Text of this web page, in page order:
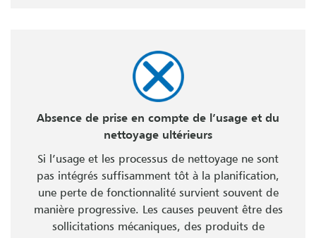
Absence de prise en compte de l’usage et du
nettoyage ultérieurs
Si l’usage et les processus de nettoyage ne sont
pas intégrés suffisamment tôt à la planification,
une perte de fonctionnalité survient souvent de
manière progressive. Les causes peuvent être des
sollicitations mécaniques, des produits de